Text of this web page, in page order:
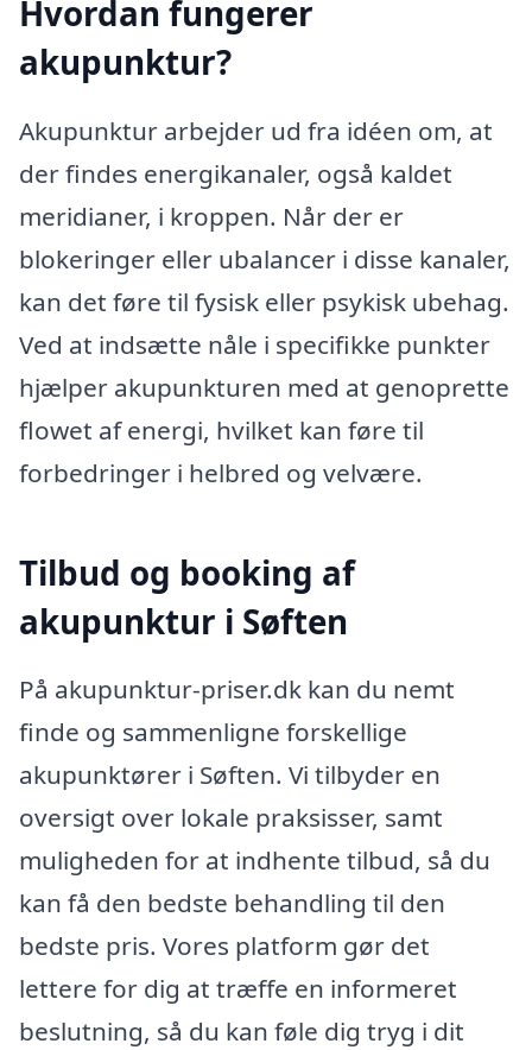
Hvordan fungerer
akupunktur?
Akupunktur arbejder ud fra idéen om, at
der findes energikanaler, også kaldet
meridianer, i kroppen. Når der er
blokeringer eller ubalancer i disse kanaler,
kan det føre til fysisk eller psykisk ubehag.
Ved at indsætte nåle i specifikke punkter
hjælper akupunkturen med at genoprette
flowet af energi, hvilket kan føre til
forbedringer i helbred og velvære.
Tilbud og booking af
akupunktur i Søften
På akupunktur-priser.dk kan du nemt
finde og sammenligne forskellige
akupunktører i Søften. Vi tilbyder en
oversigt over lokale praksisser, samt
muligheden for at indhente tilbud, så du
kan få den bedste behandling til den
bedste pris. Vores platform gør det
lettere for dig at træffe en informeret
beslutning, så du kan føle dig tryg i dit